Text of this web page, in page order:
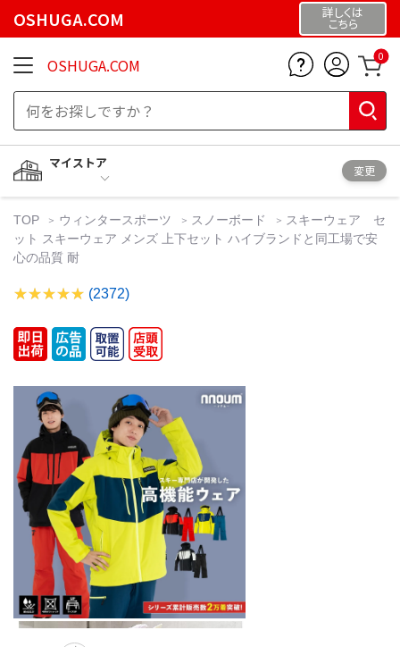
OSHUGA.COM 詳しくは
こちら
OSHUGA.COM 0
マイストア
変更
TOP ウィンタースポーツ スノーボード
スキーウェア セ
ット スキーウェア メンズ 上下セット ハイブランドと同工場で安
心の品質 耐
(2372)